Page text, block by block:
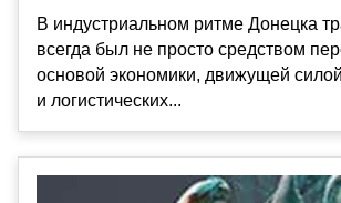
В индустриальном ритме Донецка
всегда был не просто средством
основой экономики, движущей
и логистических...